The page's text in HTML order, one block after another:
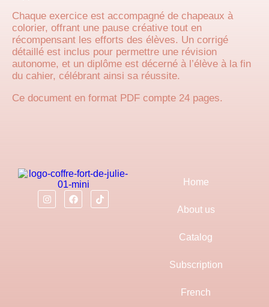
Chaque exercice est accompagné de chapeaux à
colorier, offrant une pause créative tout en
récompensant les efforts des élèves. Un corrigé
détaillé est inclus pour permettre une révision
autonome, et un diplôme est décerné à l’élève à la fin
du cahier, célébrant ainsi sa réussite.
Ce document en format PDF compte 24 pages.
Home
About us
Catalog
Subscription
French